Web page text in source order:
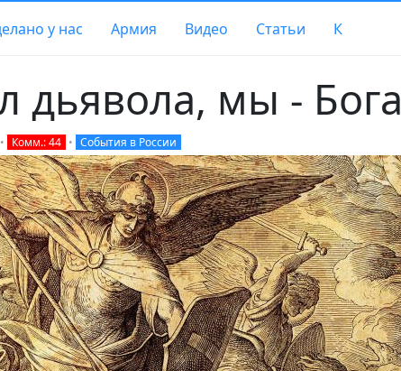
у нас Армия Видео Статьи К
дьявола, мы - Бога
Комм.: 44 • События в России